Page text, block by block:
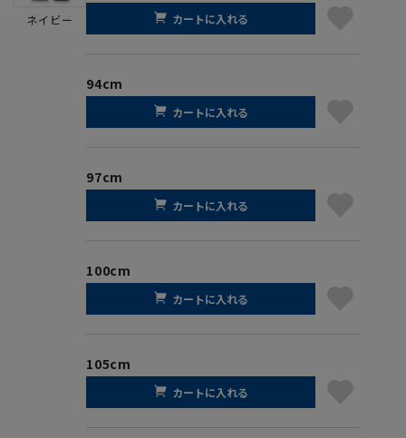
ネイビー カートに入れる
94cm
カートに入れる
97cm
カートに入れる
100cm
カートに入れる
105cm
カートに入れる